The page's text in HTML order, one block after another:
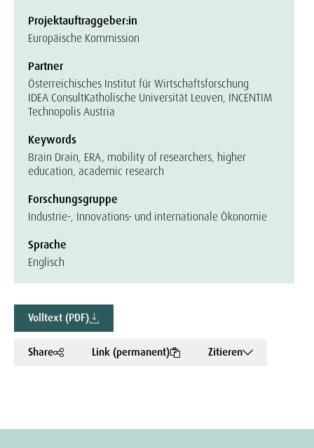
Projektauftraggeber:in
Europäische Kommission
Partner
Österreichisches Institut für Wirtschaftsforschung
IDEA ConsultKatholische Universität Leuven, INCENTIM
Technopolis Austria
Keywords
Brain Drain, ERA, mobility of researchers, higher
education, academic research
Forschungsgruppe
Industrie-, Innovations- und internationale Ökonomie
Sprache
Englisch
Volltext (PDF)
Share Link (permanent) Zitieren